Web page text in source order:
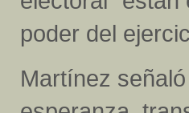
poder del
Martínez